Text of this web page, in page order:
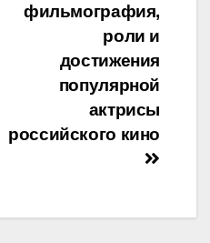
фильмография,
роли и
достижения
популярной
актрисы
российского кино